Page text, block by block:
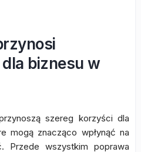
biznesu w
szereg korzyści dla
mogą znacząco wpłynąć na
Przede wszystkim poprawa